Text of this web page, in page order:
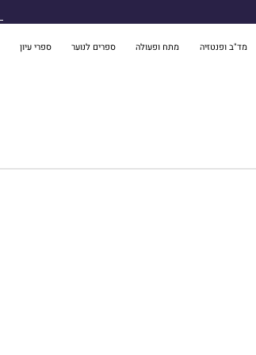
מד"ב ופנטזיה מתח ופעולה ספרים לנוער ספרי עיון